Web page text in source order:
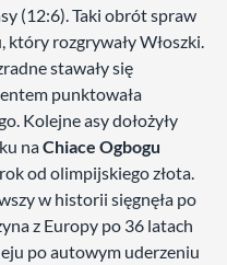
(12:6). Taki obrót spraw
który rozgrywały Włoszki.
stawały się
punktowała
Kolejne asy dołożyły
naChiace Ogbogu
od olimpijskiego złota.
w historii sięgnęła po
z Europy po 36 latach
po autowym uderzeniu